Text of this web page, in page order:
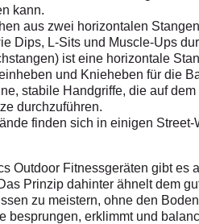
kann.
aus zwei horizontalen
Dips, L-Sits und Muscle-Ups
ist eine horizontale
und Knieheben für die
stabile Handgriffe, die auf
durchzuführen.
finden sich in einigen
Outdoor Fitnessgeräten gibt
Prinzip dahinter ähnelt dem
zu meistern, ohne den
besprungen, erklimmt und